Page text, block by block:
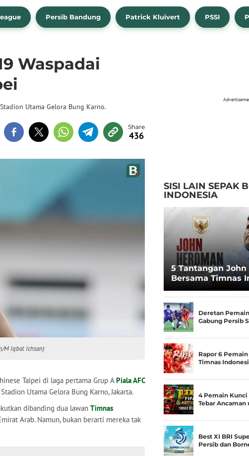
Persib Bandung Patrick Kluivert PSSI
Waspadai
Utama Gelora Bung Karno.
436
M Iqbal Ichsan)
Taipei di laga pertama Grup APiala AFC
Utama Gelora Bung Karno, Jakarta.
dibanding dua lawan Timnas
Arab. Namun, bukan berarti mereka tak
SISI LAIN SEPAK
INDONESIA
5 Tantangan
Bersama Timnas
Spesialis Runner-
Juara
Deretan
Gabung Persib
Rapor 6
Timnas
4 Pemain
Tebar
Best XI BRI
Persib dan